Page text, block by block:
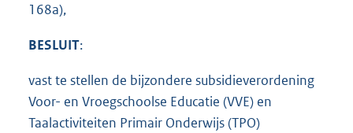
168a),
BESLUIT:
vast te stellen de bijzondere subsidieverordening
Voor- en Vroegschoolse Educatie (VVE) en
Taalactiviteiten Primair Onderwijs (TPO)